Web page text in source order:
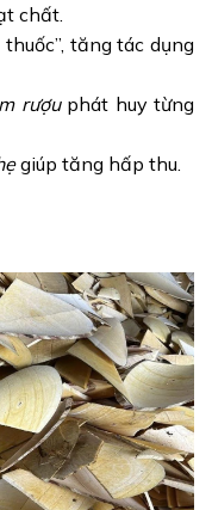
chất.
tăng tác dụng
rượuphát huy từng
giúp tăng hấp thu.